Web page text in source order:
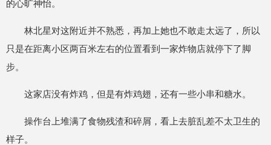
的心旷神怡。
林北星对这附近并不熟悉，再加上她也不敢走太远了，所以
只是在距离小区两百米左右的位置看到一家炸物店就停下了脚
步。
这家店没有炸鸡，但是有炸鸡翅，还有一些小串和糖水。
操作台上堆满了食物残渣和碎屑，看上去脏乱差不太卫生的
样子。